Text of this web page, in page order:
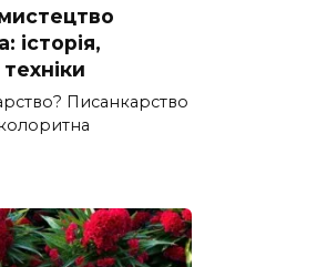
історія,
Писанкарство